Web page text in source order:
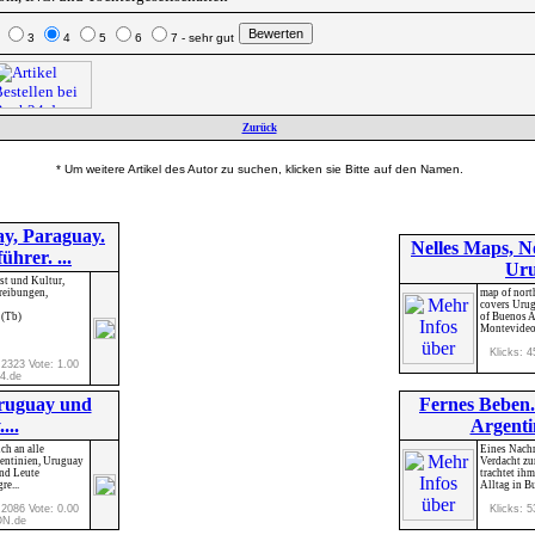
3 4 5 6 7 - sehr gut
Zurück
* Um weitere Artikel des Autor zu suchen, klicken sie Bitte auf den Namen.
Paraguay.
...
und Kultur,
(Tb)
Vote: 1.00
Nelles Maps,
map of
covers
of Buenos
Klicks:
und
an alle
Uruguay
Leute
Vote: 0.00
Fernes
Eines
Verdacht
trachtet
Alltag in
Klicks: